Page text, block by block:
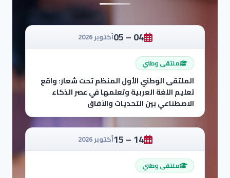
04 – 05 أكتوبر 2026
ملتقى وطني
الملتقى الوطني الأول المنظم تحت شعار: واقع
تعليم اللغة العربية وتعلمها في عصر الذكاء
الاصطناعي بين التحديات والآفاق
14 – 15 أكتوبر 2026
ملتقى وطني